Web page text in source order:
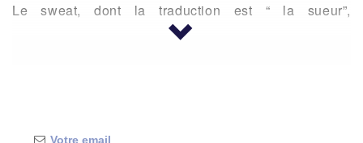
Le sweat, dont la traduction est “ la sueur”,
originellement vêtement destiné aux sportifs fait